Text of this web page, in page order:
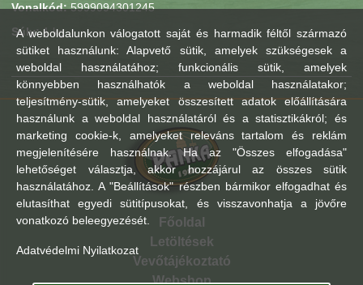
Vonalkód:5999094301245
Súly:1 kg
Főoldal
Letöltések
Vevőtájékoztató
Webshop
A weboldalunkon válogatott saját és harmadik féltől származó
sütiket használunk: Alapvető sütik, amelyek szükségesek a
weboldal használatához; funkcionális sütik, amelyek
könnyebben használhatók a weboldal használatakor;
teljesítmény-sütik, amelyeket összesített adatok előállítására
használunk a weboldal használatáról és a statisztikákról; és
marketing cookie-k, amelyeket releváns tartalom és reklám
megjelenítésére használnak. Ha az "Összes elfogadása"
lehetőséget választja, akkor hozzájárul az összes sütik
használatához. A "Beállítások" részben bármikor elfogadhat és
elutasíthat egyedi sütitípusokat, és visszavonhatja a jövőre
vonatkozó beleegyezését.
Adatvédelmi Nyilatkozat